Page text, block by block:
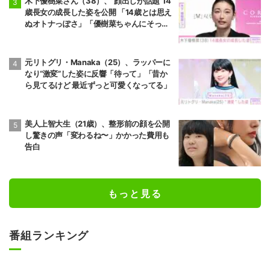
歳長女の成長した姿を公開 「14歳とは思え
ぬオトナっぽさ」「優樹菜ちゃんにそっく
元リトグリ・Manaka（25）、ラッパーに
なり“激変”した姿に反響「待って」「昔か
ら見てるけど 最近ずっと可愛くなってる」
美人上智大生（21歳）、整形前の顔を公開
し驚きの声「変わるね〜」かかった費用も
告白
もっと見る
番組ランキング